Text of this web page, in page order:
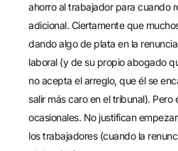
ahorro al trabajador para cuando
adicional. Ciertamente que
dando algo de plata en la
laboral (y de su propio abogado
no acepta el arreglo, que él se
salir más caro en el tribunal). Pero
ocasionales. No justifican
los trabajadores (cuando la